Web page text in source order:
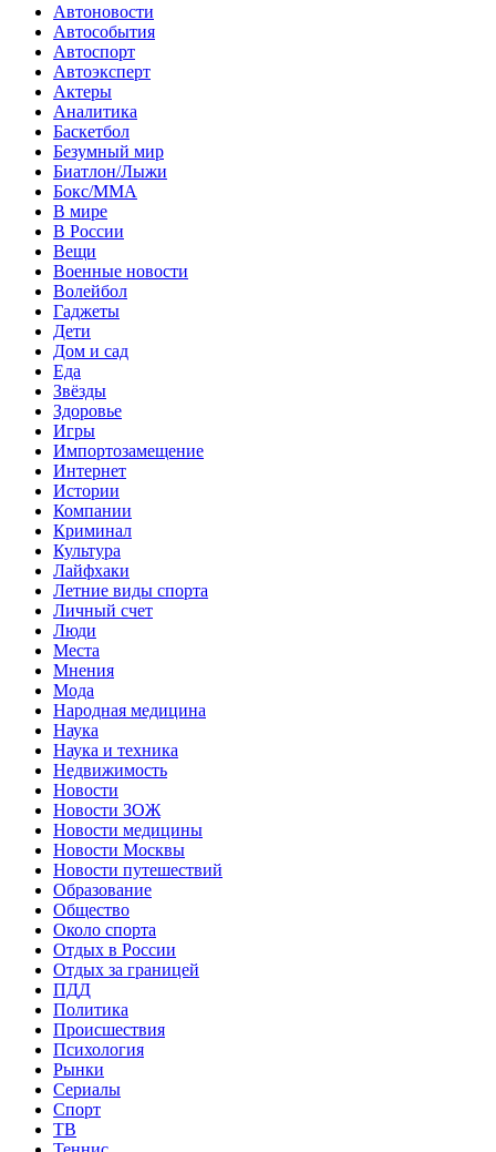
Автоновости
Автособытия
Автоспорт
Автоэксперт
Актеры
Аналитика
Баскетбол
Безумный мир
Биатлон/Лыжи
Бокс/MMA
В мире
В России
Вещи
Военные новости
Волейбол
Гаджеты
Дети
Дом и сад
Еда
Звёзды
Здоровье
Игры
Импортозамещение
Интернет
Истории
Компании
Криминал
Культура
Лайфхаки
Летние виды спорта
Личный счет
Люди
Места
Мнения
Мода
Народная медицина
Наука
Наука и техника
Недвижимость
Новости
Новости ЗОЖ
Новости медицины
Новости Москвы
Новости путешествий
Образование
Общество
Около спорта
Отдых в России
Отдых за границей
ПДД
Политика
Происшествия
Психология
Рынки
Сериалы
Спорт
ТВ